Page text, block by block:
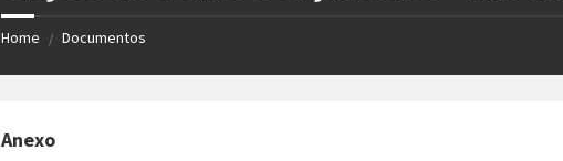
Home / Documentos
Anexo